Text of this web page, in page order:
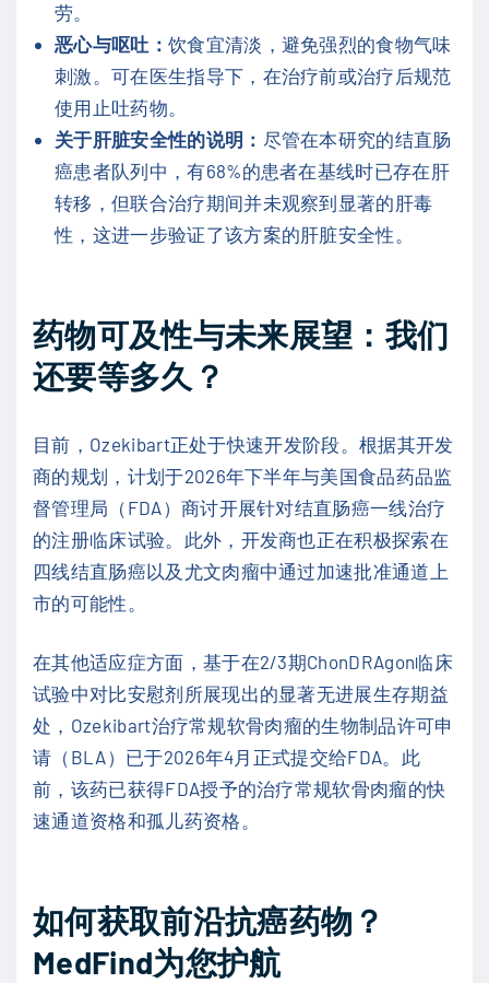
劳。
恶心与呕吐： 饮食宜清淡，避免强烈的食物气味
刺激。可在医生指导下，在治疗前或治疗后规范
使用止吐药物。
关于肝脏安全性的说明： 尽管在本研究的结直肠
癌患者队列中，有68%的患者在基线时已存在肝
转移，但联合治疗期间并未观察到显著的肝毒
性，这进一步验证了该方案的肝脏安全性。
药物可及性与未来展望：我们
还要等多久？
目前，Ozekibart正处于快速开发阶段。根据其开发
商的规划，计划于2026年下半年与美国食品药品监
督管理局（FDA）商讨开展针对结直肠癌一线治疗
的注册临床试验。此外，开发商也正在积极探索在
四线结直肠癌以及尤文肉瘤中通过加速批准通道上
市的可能性。
在其他适应症方面，基于在2/3期ChonDRAgon临床
试验中对比安慰剂所展现出的显著无进展生存期益
处，Ozekibart治疗常规软骨肉瘤的生物制品许可申
请（BLA）已于2026年4月正式提交给FDA。此
前，该药已获得FDA授予的治疗常规软骨肉瘤的快
速通道资格和孤儿药资格。
如何获取前沿抗癌药物？
MedFind为您护航